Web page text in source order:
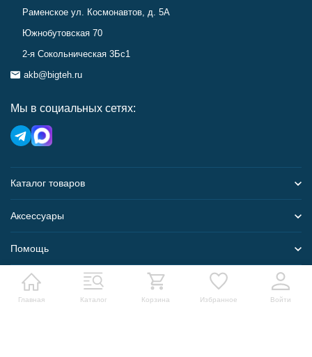
Главная Каталог Корзина Избранное Войти
Раменское ул. Космонавтов, д. 5А
Южнобутовская 70
2-я Сокольническая 3Бс1
akb@bigteh.ru
Мы в социальных сетях:
Каталог товаров
Аксессуары
Помощь
Карта сайта